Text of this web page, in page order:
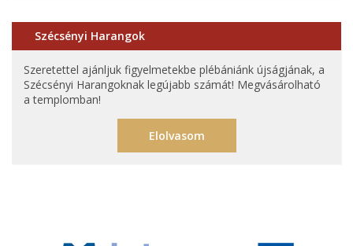
Szécsényi Harangok
Szeretettel ajánljuk figyelmetekbe plébániánk újságjának, a
Szécsényi Harangoknak legújabb számát! Megvásárolható
a templomban!
Elolvasom